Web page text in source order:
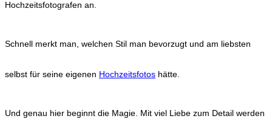
Hochzeitsfotografen an.
Schnell merkt man, welchen Stil man bevorzugt und am liebsten
selbst für seine eigenen Hochzeitsfotos hätte.
Und genau hier beginnt die Magie. Mit viel Liebe zum Detail werden